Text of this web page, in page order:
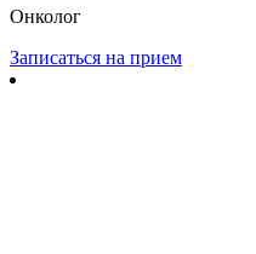
Онколог
Записаться на прием